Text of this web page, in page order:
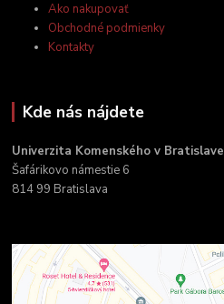
Ako nakupovať
Obchodné podmienky
Kontakty
Kde nás nájdete
Univerzita Komenského v Bratislave
Šafárikovo námestie 6
814 99 Bratislava